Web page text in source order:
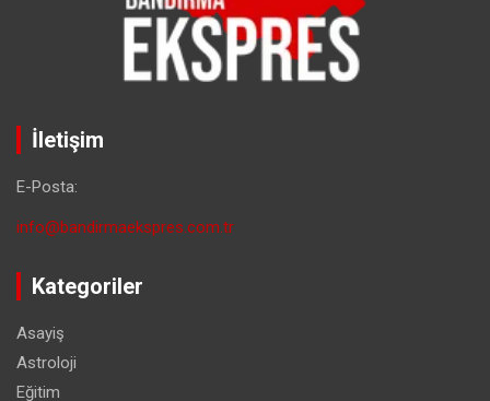
İletişim
E-Posta:
info@bandirmaekspres.com.tr
Kategoriler
Asayiş
Astroloji
Eğitim